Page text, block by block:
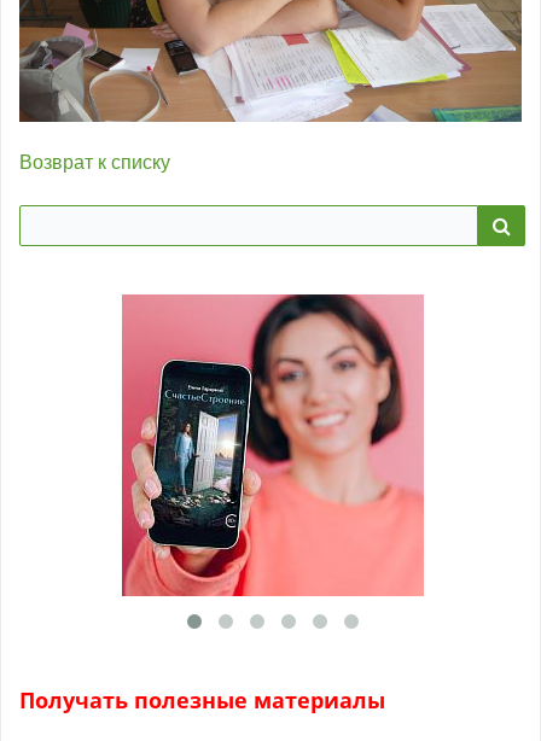
Возврат к списку
Получать полезные материалы